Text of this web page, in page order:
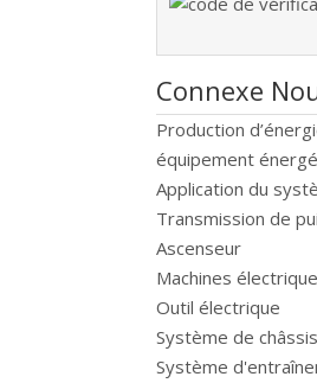
Connexe
Production
équipement
Application du
Transmission de
Ascenseur
Machines
Outil électrique
Système de châssis
Système